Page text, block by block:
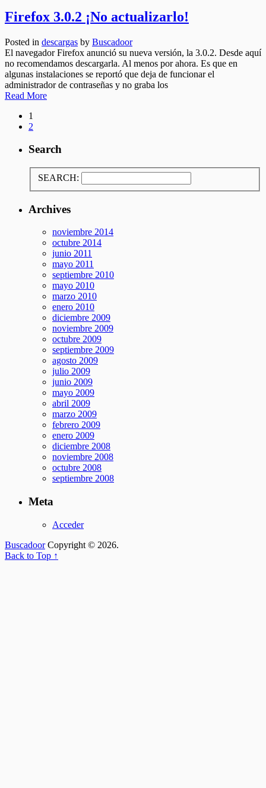
Firefox 3.0.2 ¡No actualizarlo!
Posted in descargas by Buscadoor
El navegador Firefox anunció su nueva versión, la 3.0.2. Desde aquí
no recomendamos descargarla. Al menos por ahora. Es que en
algunas instalaciones se reportó que deja de funcionar el
administrador de contraseñas y no graba los
Read More
1
2
Search
SEARCH:
Archives
noviembre 2014
octubre 2014
junio 2011
mayo 2011
septiembre 2010
mayo 2010
marzo 2010
enero 2010
diciembre 2009
noviembre 2009
octubre 2009
septiembre 2009
agosto 2009
julio 2009
junio 2009
mayo 2009
abril 2009
marzo 2009
febrero 2009
enero 2009
diciembre 2008
noviembre 2008
octubre 2008
septiembre 2008
Meta
Acceder
BuscadoorCopyright © 2026.
Back to Top ↑